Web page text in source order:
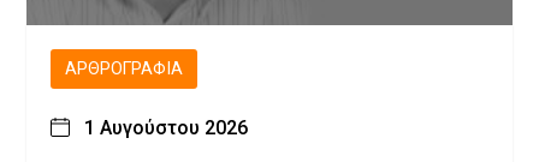
ΑΡΘΡΟΓΡΑΦΊΑ
1 Αυγούστου 2026